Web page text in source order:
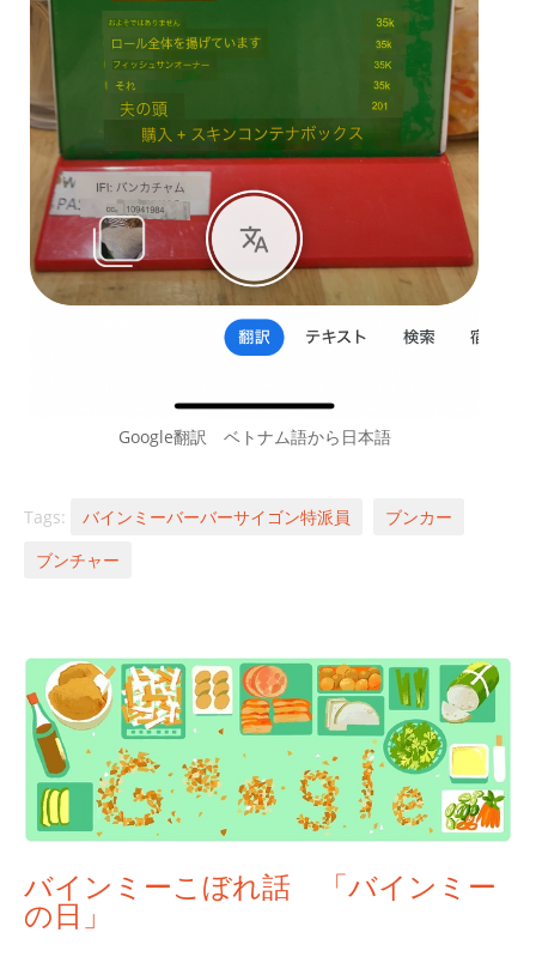
Google翻訳 ベトナム語から日本語
Tags: バインミーバーバーサイゴン特派員
ブンカー
ブンチャー
バインミーこぼれ話 「バインミー
の日」